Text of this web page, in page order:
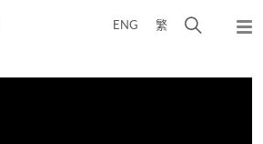
ENG 繁
弹